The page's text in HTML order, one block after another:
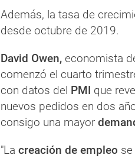
Además, la tasa de
desde octubre de 2019.
David Owen, economista
comenzó el cuarto
con datos del PMI que
nuevos pedidos en dos
consigo una mayor
"La creación de empleo